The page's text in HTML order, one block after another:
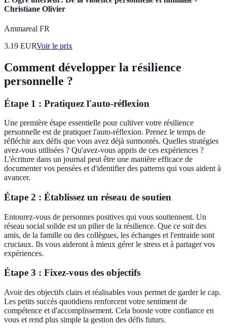
Christiane Olivier
Ammareal FR
3.19 EURVoir le prix
Comment développer la résilience
personnelle ?
Étape 1 : Pratiquez l'auto-réflexion
Une première étape essentielle pour cultiver votre résilience
personnelle est de pratiquer l'auto-réflexion. Prenez le temps de
réfléchir aux défis que vous avez déjà surmontés. Quelles stratégies
avez-vous utilisées ? Qu'avez-vous appris de ces expériences ?
L'écriture dans un journal peut être une manière efficace de
documenter vos pensées et d'identifier des patterns qui vous aident à
avancer.
Étape 2 : Établissez un réseau de soutien
Entourez-vous de personnes positives qui vous soutiennent. Un
réseau social solide est un pilier de la résilience. Que ce soit des
amis, de la famille ou des collègues, les échanges et l'entraide sont
cruciaux. Ils vous aideront à mieux gérer le stress et à partager vos
expériences.
Étape 3 : Fixez-vous des objectifs
Avoir des objectifs clairs et réalisables vous permet de garder le cap.
Les petits succès quotidiens renforcent votre sentiment de
compétence et d'accomplissement. Cela booste votre confiance en
vous et rend plus simple la gestion des défis futurs.